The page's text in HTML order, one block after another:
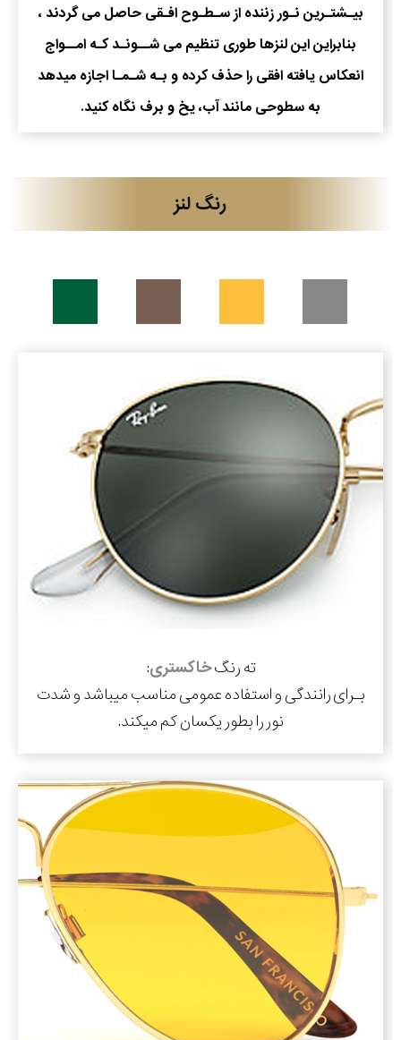
بیـشتـرین نـور زننده از سـطـوح افـقی حاصل می گردند ،
بنابراین این لنزها طوری تنظیم می شــونـد کـه امــواج
انعکاس یافته افقی را حذف کرده و بـه شـمـا اجازه میدهد
به سطوحی مانند آب، یخ و برف نگاه کنید.
رنگ لنز
ته رنگخاکستری:
بـرای رانندگی و استفاده عمومی مناسب میباشد و شدت
نور را بطور یکسان کم میکند.